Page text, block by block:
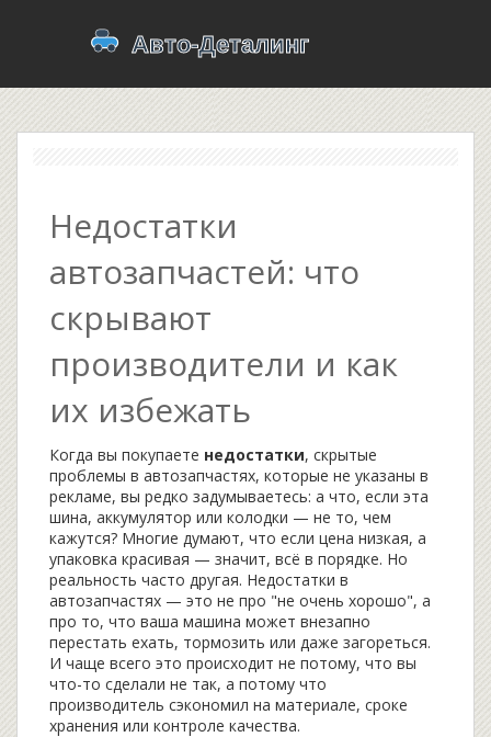
Недостатки
автозапчастей: что
скрывают
производители и как
их избежать
Когда вы покупаете недостатки, скрытые
проблемы в автозапчастях, которые не указаны в
рекламе, вы редко задумываетесь: а что, если эта
шина, аккумулятор или колодки — не то, чем
кажутся? Многие думают, что если цена низкая, а
упаковка красивая — значит, всё в порядке. Но
реальность часто другая. Недостатки в
автозапчастях — это не про "не очень хорошо", а
про то, что ваша машина может внезапно
перестать ехать, тормозить или даже загореться.
И чаще всего это происходит не потому, что вы
что-то сделали не так, а потому что
производитель сэкономил на материале, сроке
хранения или контроле качества.